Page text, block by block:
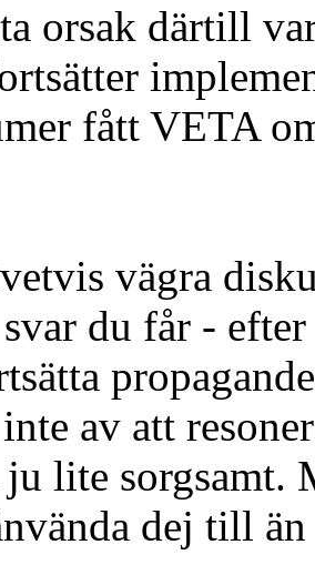
orsak därtill
fått VETA
vägra
du får -
av att
lite sorgsamt.
dej till än